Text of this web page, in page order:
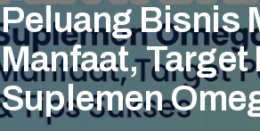
Peluang Bisnis
Manfaat,
Suplemen